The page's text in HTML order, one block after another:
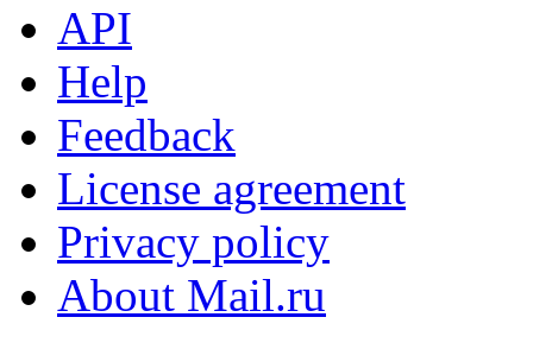
API
Help
Feedback
License agreement
Privacy policy
About Mail.ru